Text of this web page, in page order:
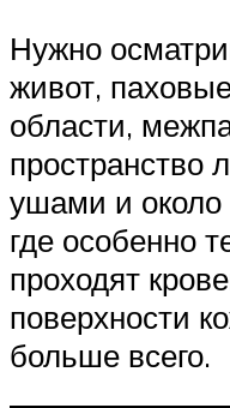
Нужно
живот,
области,
пространство
ушами и около
где особенно
проходят
поверхности
больше всего.